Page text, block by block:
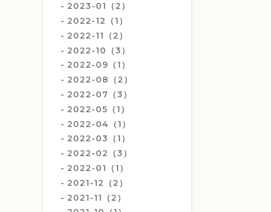
2023-01（2）
2022-12（1）
2022-11（2）
2022-10（3）
2022-09（1）
2022-08（2）
2022-07（3）
2022-05（1）
2022-04（1）
2022-03（1）
2022-02（3）
2022-01（1）
2021-12（2）
2021-11（2）